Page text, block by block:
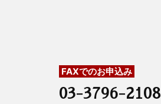
FAXでのお申込み
03-3796-2108